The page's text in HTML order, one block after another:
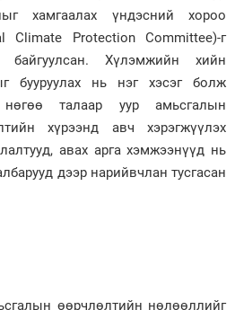
хамгаалах үндэсний хороо
Climate Protection Committee)-г
байгуулсан. Хүлэмжийн хийн
бууруулах нь нэг хэсэг болж
талаар уур амьсгалын
хүрээнд авч хэрэгжүүлэх
авах арга хэмжээнүүд нь
дээр нарийвчлан тусгасан
өөрчлөлтийн нөлөөллийг